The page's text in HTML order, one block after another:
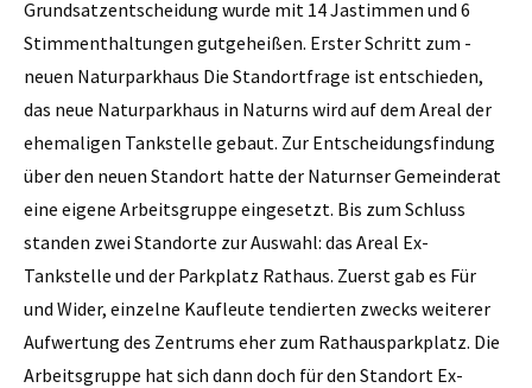
Grundsatzentscheidung wurde mit 14 Jastimmen und 6
Stimmenthaltungen gutgeheißen. Erster Schritt zum ­
neuen Naturparkhaus Die Standortfrage ist entschieden,
das neue Naturparkhaus in Naturns wird auf dem Areal der
ehemaligen Tankstelle gebaut. Zur Entscheidungsfindung
über den neuen Standort hatte der Naturnser Gemeinderat
eine eigene Arbeitsgruppe eingesetzt. Bis zum Schluss
standen zwei Standorte zur Auswahl: das Areal Ex-
Tankstelle und der Parkplatz Rathaus. Zuerst gab es Für
und Wider, einzelne Kaufleute tendierten zwecks weiterer
Aufwertung des Zentrums eher zum Rathausparkplatz. Die
Arbeitsgruppe hat sich dann doch für den Standort Ex-